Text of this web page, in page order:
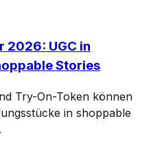
2026: UGC in
Stories
Try-On-Token können
in shoppable